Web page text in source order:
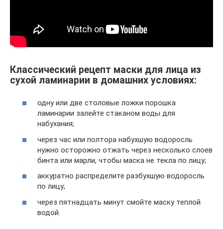
Классический рецепт маски для лица из
сухой ламинарии в домашних условиях:
одну или две столовые ложки порошка
ламинарии залейте стаканом воды для
набухания;
через час или полтора набухшую водоросль
нужно осторожно отжать через несколько слоев
бинта или марли, чтобы маска не текла по лицу;
аккуратно распределите разбухшую водоросль
по лицу;
через пятнадцать минут смойте маску теплой
водой.